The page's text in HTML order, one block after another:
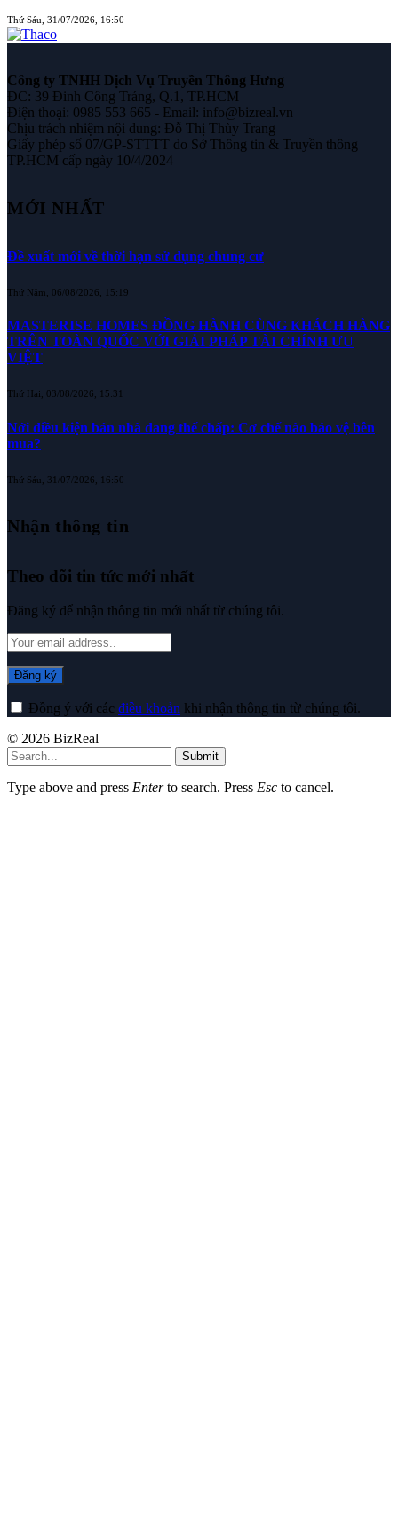
Thứ Sáu, 31/07/2026, 16:50
Công ty TNHH Dịch Vụ Truyền Thông Hưng
ĐC: 39 Đinh Công Tráng, Q.1, TP.HCM
Điện thoại: 0985 553 665 - Email: info@bizreal.vn
Chịu trách nhiệm nội dung: Đỗ Thị Thùy Trang
Giấy phép số 07/GP-STTTT do Sở Thông tin & Truyền thông
TP.HCM cấp ngày 10/4/2024
MỚI NHẤT
Đề xuất mới về thời hạn sử dụng chung cư
Thứ Năm, 06/08/2026, 15:19
MASTERISE HOMES ĐỒNG HÀNH CÙNG KHÁCH HÀNG
TRÊN TOÀN QUỐC VỚI GIẢI PHÁP TÀI CHÍNH ƯU
VIỆT
Thứ Hai, 03/08/2026, 15:31
Nới điều kiện bán nhà đang thế chấp: Cơ chế nào bảo vệ bên
mua?
Thứ Sáu, 31/07/2026, 16:50
Nhận thông tin
Theo dõi tin tức mới nhất
Đăng ký để nhận thông tin mới nhất từ chúng tôi.
Đồng ý với các điều khoản khi nhận thông tin từ chúng tôi.
© 2026 BizReal
Submit
Type above and press Enterto search. Press Esc to cancel.